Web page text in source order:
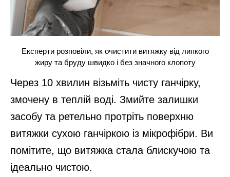
Експерти розповіли, як очистити витяжку від липкого
жиру та бруду швидко і без значного клопоту
Через 10 хвилин візьміть чисту ганчірку,
змочену в теплій воді. Змийте залишки
засобу та ретельно протріть поверхню
витяжки сухою ганчіркою із мікрофібри. Ви
помітите, що витяжка стала блискучою та
ідеально чистою.